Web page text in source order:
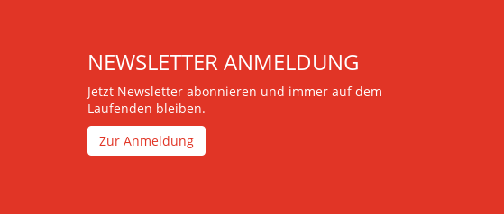
NEWSLETTER ANMELDUNG
Jetzt Newsletter abonnieren und immer auf dem
Laufenden bleiben.
Zur Anmeldung